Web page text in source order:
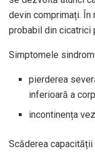
devin comprimați. În
probabil din cicatrici
Simptomele
pierderea
inferioară a
incontinența
Scăderea